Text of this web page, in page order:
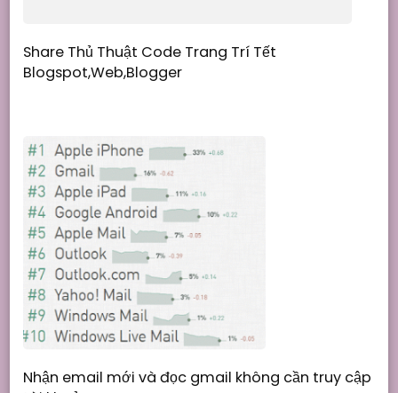
Share Thủ Thuật Code Trang Trí Tết
Blogspot,Web,Blogger
Nhận email mới và đọc gmail không cần truy cập